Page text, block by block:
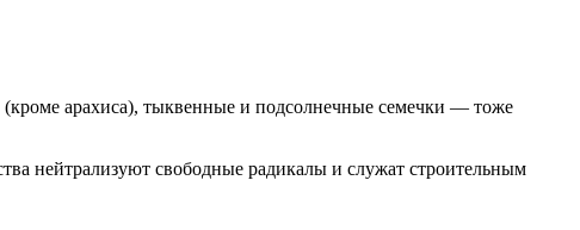
(кроме арахиса), тыквенные и подсолнечные семечки — тоже
нейтрализуют свободные радикалы и служат строительным